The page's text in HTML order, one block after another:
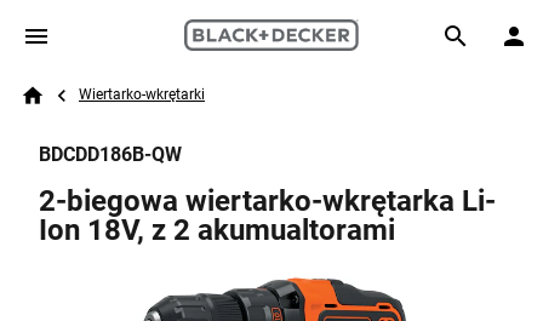
Skip to main content
Search
Breadcrumb
Wiertarko-wkrętarki
BDCDD186B-QW
2-biegowa wiertarko-wkrętarka Li-
Ion 18V, z 2 akumualtorami